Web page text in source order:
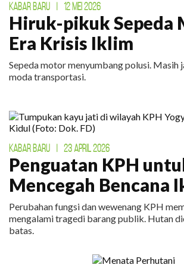
KABAR BARU 12 MEI 2026
Hiruk-pikuk Sepeda
Era Krisis Iklim
Sepeda motor menyumbang polusi. Masih
moda transportasi.
KABAR BARU 23 APRIL 2026
Penguatan KPH
Mencegah Bencana
Perubahan fungsi dan wewenang KPH
mengalami tragedi barang publik. Hutan
batas.